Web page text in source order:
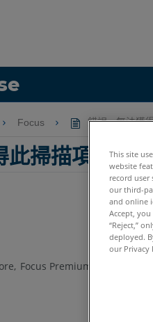
Focus 錯誤 - 無法獲
掃描項目的
Focus Premium
This site
website
record
our third-
and online
Accept,
“Reject,”
deployed.
our Privacy